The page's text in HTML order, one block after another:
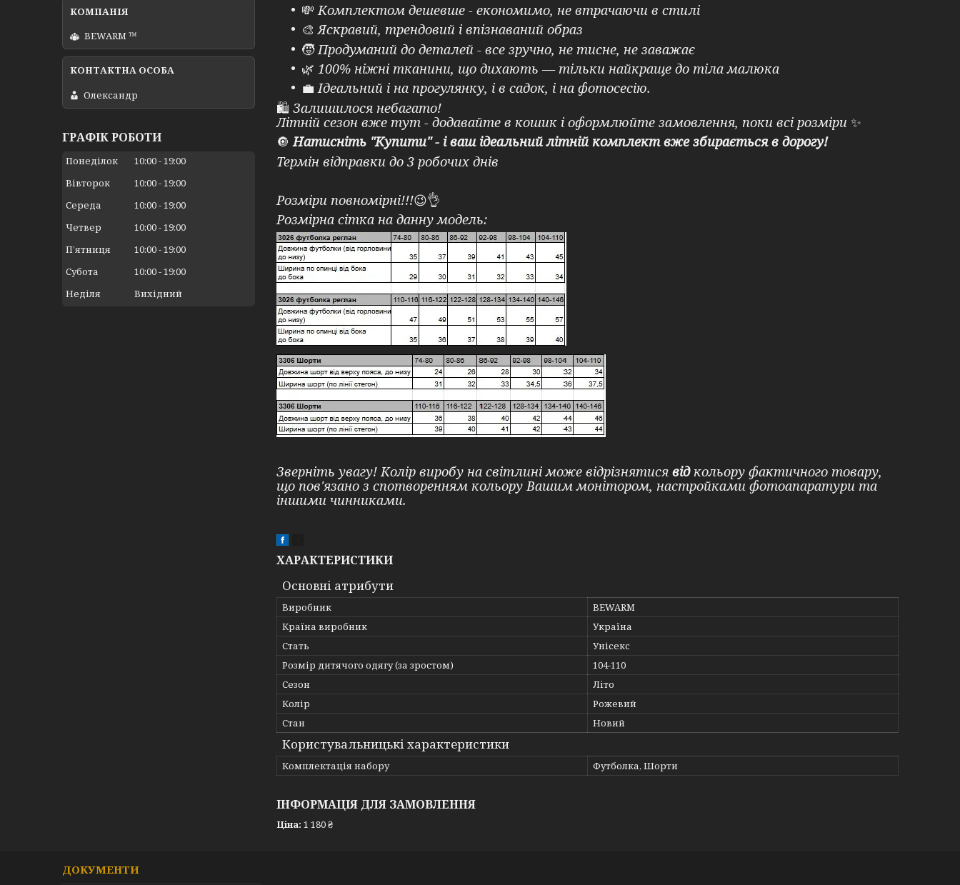
💸 Комплектом дешевше - економимо, не втрачаючи в стилі
🎨 Яскравий, трендовий і впізнаваний образ
🧒Продуманий до деталей - все зручно, не тисне, не заважає
🌿 100% ніжні тканини, що дихають — тільки найкраще до тіла малюка
💼 Ідеальний і на прогулянку, і в садок, і на фотосесію.
🛍 Залишилося небагато!
Літній сезон вже тут - додавайте в кошик і оформлюйте замовлення, поки всі розміри ✨
🔘 Натисніть "Купити" - і ваш ідеальний літній комплект вже збирається в дорогу!
Термін відправки до 3 робочих днів
Розміри повномірні!!!😉👌
Розмірна сітка на данну модель:
Зверніть увагу! Колір виробу на світлині може відрізнятися відкольору фактичного товару,
що пов'язано з спотворенням кольору Вашим монітором, настройками фотоапаратури та
іншими чинниками.
ХАРАКТЕРИСТИКИ
Основні атрибути
Виробник
BEWARM
Країна виробник
Україна
Стать
Унісекс
Розмір дитячого одягу (за зростом)
104-110
Сезон
Літо
Колір
Рожевий
Стан
Новий
Користувальницькі характеристики
Комплектація набору Футболка, Шорти
ІНФОРМАЦІЯ ДЛЯ ЗАМОВЛЕННЯ
Ціна: 1 180 ₴
BEWARM ™
Олександр
ГРАФІК РОБОТИ
Понеділок 10:00 19:00
Вівторок
10:00 19:00
Середа
10:00 19:00
Четвер
10:00 19:00
Пʼятниця
10:00 19:00
Субота
10:00 19:00
Неділя
Вихідний
ДОКУМЕНТИ